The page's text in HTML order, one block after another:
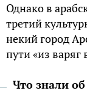
Однако в
третий
некий город
пути «из варяг
Что знали